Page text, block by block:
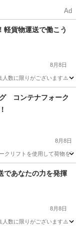
Ad
軽貨物運送で働こう
8月8日
数に限りがございます⚠️
コンテナフォーク
8月8日
クリフトを使用して荷物を
であなたの⼒を発揮
8月8日
数に限りがございます⚠️